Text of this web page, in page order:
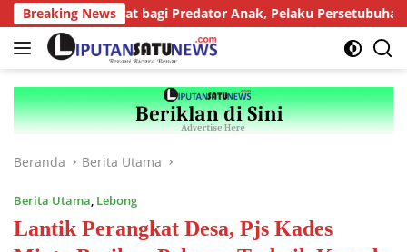
Langsung
ke
konten
Breaking News
Berat bagi Predator Anak, Pelaku Persetubuhan Anak
Beranda Berita Utama
Berita Utama, Lebong
Lantik Perangkat Desa, Pjs Kades